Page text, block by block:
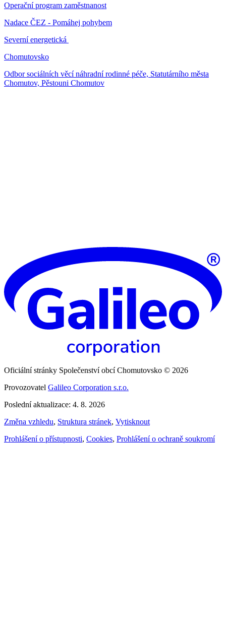
Operační program zaměstnanost
Nadace ČEZ - Pomáhej pohybem
Severní energetická
Chomutovsko
Odbor sociálních věcí náhradní rodinné péče, Statutárního města
Chomutov, Pěstouni Chomutov
Oficiální stránky Společenství obcí Chomutovsko © 2026
Provozovatel Galileo Corporation s.r.o.
Poslední aktualizace: 4. 8. 2026
Změna vzhledu, Struktura stránek, Vytisknout
Prohlášení o přístupnosti, Cookies, Prohlášení o ochraně soukromí